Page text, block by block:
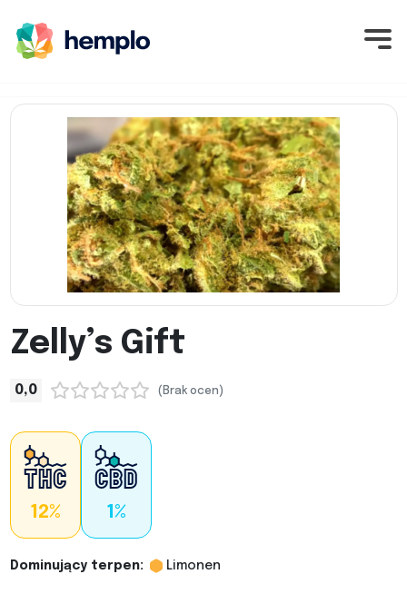
Zelly’s Gift
0,0 (Brak ocen)
12% 1%
Dominujący terpen: Limonen